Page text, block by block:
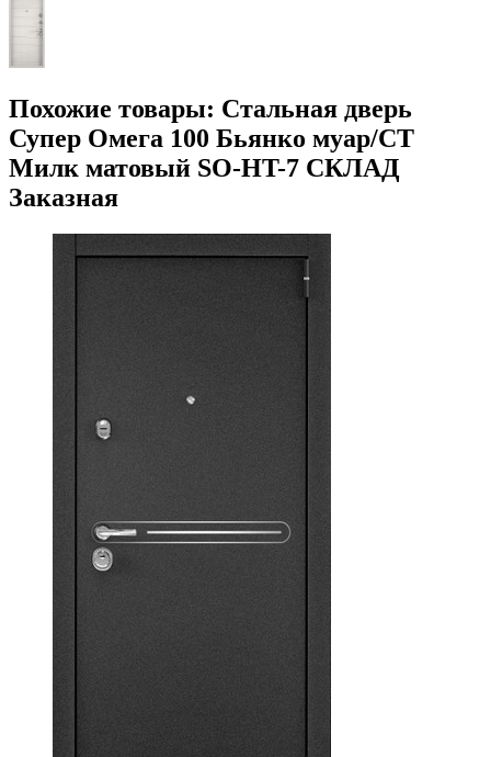
Похожие товары: Стальная дверь
Супер Омега 100 Бьянко муар/СТ
Милк матовый SO-HT-7 СКЛАД
Заказная